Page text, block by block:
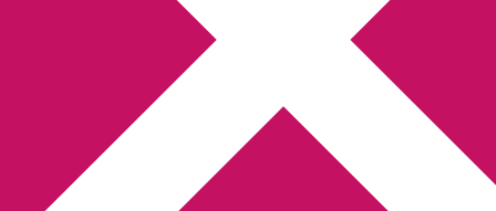
Bokbloggsjerka Bloggmaraton
Kriminalroman Min tv-blogg
You are here: Eget företag Företaget är härmed startat